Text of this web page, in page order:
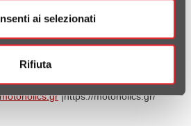
ai selezionati
Rifiuta
| https://2troxo.gr/v1
|https://motoholics.gr/